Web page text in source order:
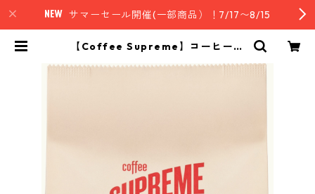
サマーセール開催(一部商品）！7/17〜8/15
【Coffee Supreme】コーヒー豆
ロセスDecaf （カフェインレス）1